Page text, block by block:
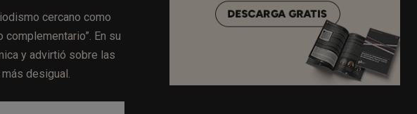
cercano como
En su
y advirtió sobre las
desigual.